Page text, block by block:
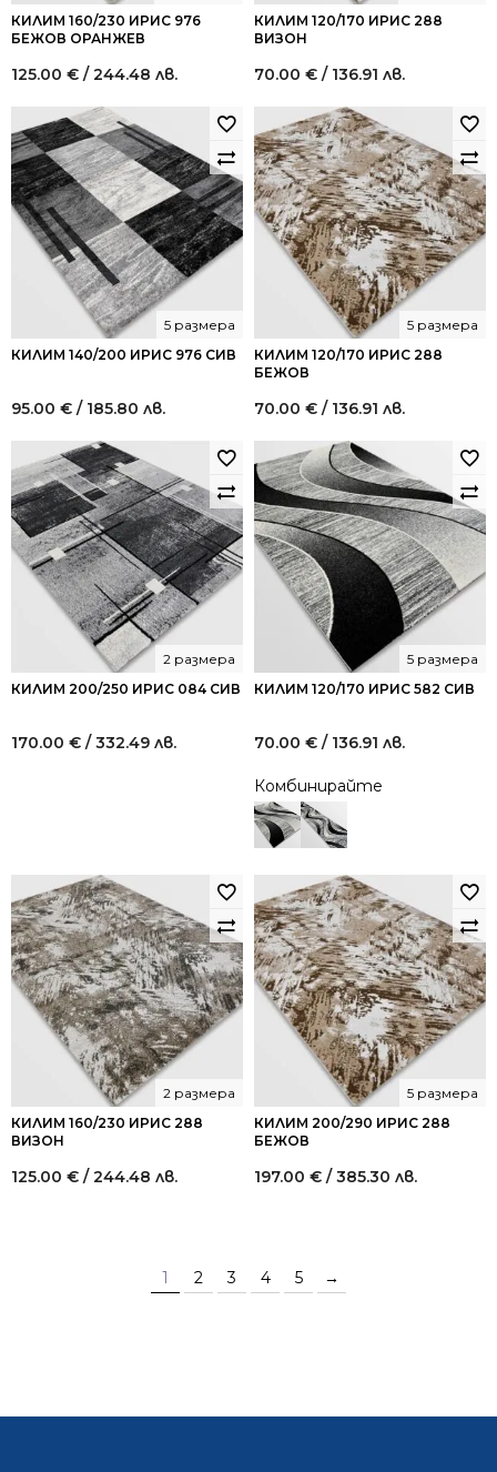
КИЛИМ 160/230 ИРИС 976
БЕЖОВ ОРАНЖЕВ
125.00 € / 244.48 лв.
КИЛИМ 120/170 ИРИС 288
ВИЗОН
70.00 € / 136.91 лв.
КИЛИМ 140/200 ИРИС 976 СИВ
5 размера
95.00 € / 185.80 лв.
КИЛИМ 120/170 ИРИС 288
БЕЖОВ
5 размера
70.00 € / 136.91 лв.
КИЛИМ 200/250 ИРИС 084 СИВ
2 размера
170.00 € / 332.49 лв.
КИЛИМ 120/170 ИРИС 582 СИВ
5 размера
70.00 € / 136.91 лв.
Комбинирайте
КИЛИМ 160/230 ИРИС 288
ВИЗОН
2 размера
125.00 € / 244.48 лв.
КИЛИМ 200/290 ИРИС 288
БЕЖОВ
5 размера
197.00 € / 385.30 лв.
1 2 3 4 5 →